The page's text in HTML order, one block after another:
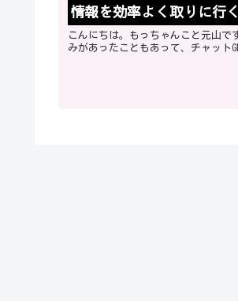
情報を効率よく取りに行
こんにちは。もっちゃんこと元山です。 さて、先日は東京へセールスフォースの展示会に参加してきました。 元々CRM
みがあったこともあって、チャット